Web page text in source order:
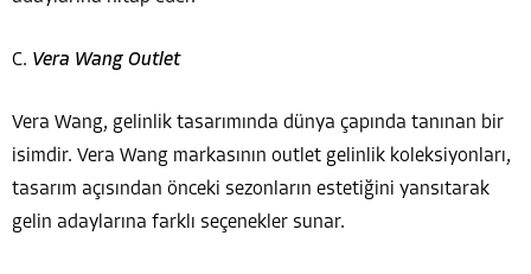
C. Vera Wang Outlet
Vera Wang, gelinlik tasarımında dünya çapında tanınan bir
isimdir. Vera Wang markasının outlet gelinlik koleksiyonları,
tasarım açısından önceki sezonların estetiğini yansıtarak
gelin adaylarına farklı seçenekler sunar.